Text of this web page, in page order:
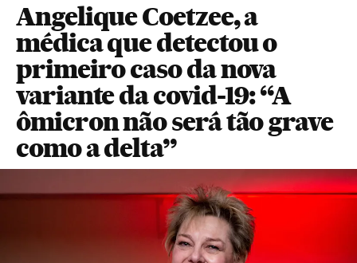
Angelique Coetzee, a
médica que detectou o
primeiro caso da nova
variante da covid-19: “A
ômicron não será tão grave
como a delta”